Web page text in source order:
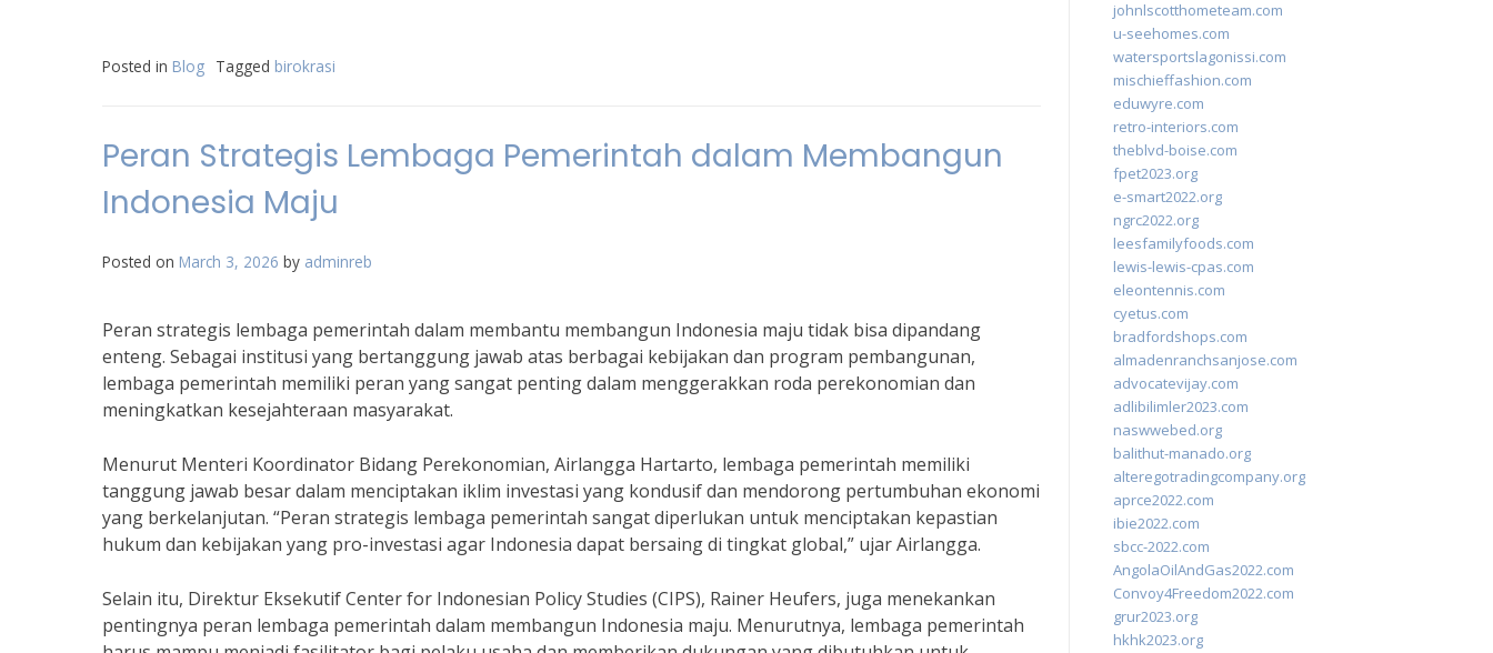
Posted in Blog Tagged birokrasi
Peran Strategis Lembaga Pemerintah dalam Membangun
Indonesia Maju
Posted on March 3, 2026 by adminreb
Peran strategis lembaga pemerintah dalam membantu membangun Indonesia maju tidak bisa dipandang
enteng. Sebagai institusi yang bertanggung jawab atas berbagai kebijakan dan program pembangunan,
lembaga pemerintah memiliki peran yang sangat penting dalam menggerakkan roda perekonomian dan
meningkatkan kesejahteraan masyarakat.
Menurut Menteri Koordinator Bidang Perekonomian, Airlangga Hartarto, lembaga pemerintah memiliki
tanggung jawab besar dalam menciptakan iklim investasi yang kondusif dan mendorong pertumbuhan ekonomi
yang berkelanjutan. “Peran strategis lembaga pemerintah sangat diperlukan untuk menciptakan kepastian
hukum dan kebijakan yang pro-investasi agar Indonesia dapat bersaing di tingkat global,” ujar Airlangga.
Selain itu, Direktur Eksekutif Center for Indonesian Policy Studies (CIPS), Rainer Heufers, juga menekankan
pentingnya peran lembaga pemerintah dalam membangun Indonesia maju. Menurutnya, lembaga pemerintah
johnlscotthometeam.com
u-seehomes.com
watersportslagonissi.com
mischieffashion.com
eduwyre.com
retro-interiors.com
theblvd-boise.com
fpet2023.org
e-smart2022.org
ngrc2022.org
leesfamilyfoods.com
lewis-lewis-cpas.com
eleontennis.com
cyetus.com
bradfordshops.com
almadenranchsanjose.com
advocatevijay.com
adlibilimler2023.com
naswwebed.org
balithut-manado.org
alteregotradingcompany.org
aprce2022.com
ibie2022.com
sbcc-2022.com
AngolaOilAndGas2022.com
Convoy4Freedom2022.com
grur2023.org
hkhk2023.org